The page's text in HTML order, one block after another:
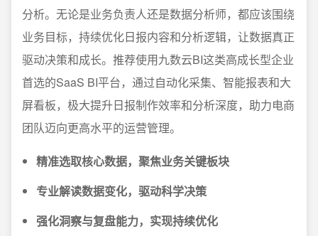
分析。无论是业务负责人还是数据分析师，都应该围绕
业务目标，持续优化日报内容和分析逻辑，让数据真正
驱动决策和成长。推荐使用九数云BI这类高成长型企业
首选的SaaS BI平台，通过自动化采集、智能报表和大
屏看板，极大提升日报制作效率和分析深度，助力电商
团队迈向更高水平的运营管理。
精准选取核心数据，聚焦业务关键板块
专业解读数据变化，驱动科学决策
强化洞察与复盘能力，实现持续优化